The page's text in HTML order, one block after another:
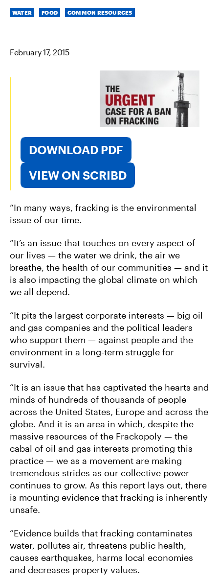
O
N
F
O
N
T
Categories
WATER FOOD COMMON RESOURCES
February 17, 2015
DOWNLOAD PDF
VIEW ON SCRIBD
“In many ways, fracking is the environmental
issue of our time.
“It’s an issue that touches on every aspect of
our lives — the water we drink, the air we
breathe, the health of our communities — and it
is also impacting the global climate on which
we all depend.
“It pits the largest corporate interests — big oil
and gas companies and the political leaders
who support them — against people and the
environment in a long-term struggle for
survival.
“It is an issue that has captivated the hearts and
minds of hundreds of thousands of people
across the United States, Europe and across the
globe. And it is an area in which, despite the
massive resources of the Frackopoly — the
cabal of oil and gas interests promoting this
practice — we as a movement are making
tremendous strides as our collective power
continues to grow. As this report lays out, there
is mounting evidence that fracking is inherently
unsafe.
“Evidence builds that fracking contaminates
water, pollutes air, threatens public health,
causes earthquakes, harms local economies
and decreases property values.